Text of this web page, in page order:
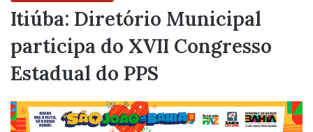
Itiúba: Diretório Municipal
participa do XVII Congresso
Estadual do PPS